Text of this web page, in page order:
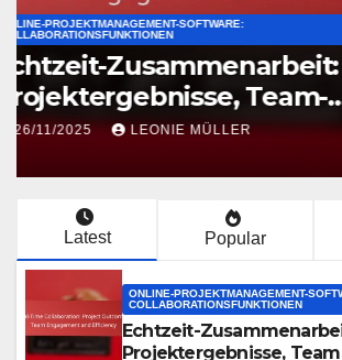
ONLINE-PROJEKTMANAGEMENT-SOFTWARE: MOBILE
Mobile Usability:
Analyse der besten
Projektmanagement-
26/11/2025 LEONIE MÜLLER
Latest Popular
ONLINE-PROJEKTMANAGEMENT-
COLLABORATIONSFUNKTIONEN
Echtzeit-
Projektergebnisse,